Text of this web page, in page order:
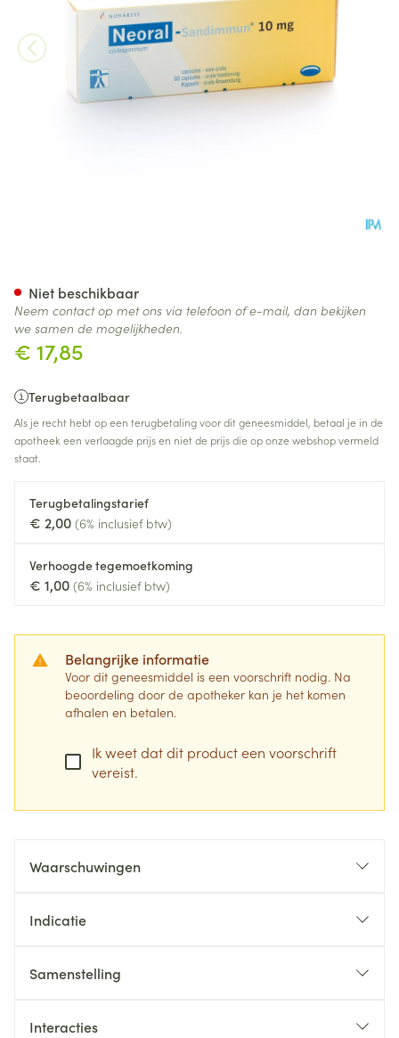
€ 17,85
Terugbetaalbaar
Als je recht hebt op een terugbetaling voor dit geneesmiddel, betaal je in de
apotheek een verlaagde prijs en niet de prijs die op onze webshop vermeld
staat.
Terugbetalingstarief
€ 2,00 (6% inclusief btw)
Verhoogde tegemoetkoming
€ 1,00 (6% inclusief btw)
Belangrijke informatie
Voor dit geneesmiddel is een voorschrift nodig. Na
beoordeling door de apotheker kan je het komen
afhalen en betalen.
Ik weet dat dit product een voorschrift
vereist.
Niet beschikbaar
Neem contact op met ons via telefoon of e-mail, dan bekijken
we samen de mogelijkheden.
Waarschuwingen
Indicatie
Samenstelling
Interacties